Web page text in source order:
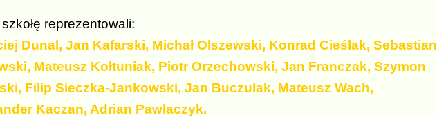
reprezentowali:
Dunal, Jan Kafarski, Michał Olszewski, Konrad Cieślak, Sebastian
Mateusz Kołtuniak, Piotr Orzechowski, Jan Franczak, Szymon
Filip Sieczka-Jankowski, Jan Buczulak, Mateusz Wach,
Kaczan, Adrian Pawlaczyk.